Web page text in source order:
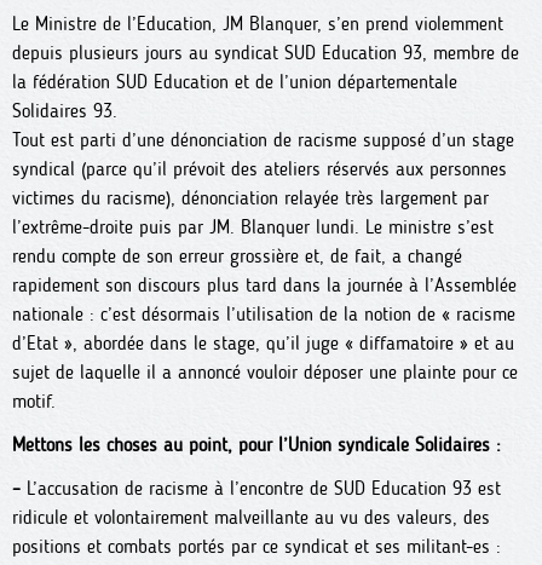
Le Ministre de l’Education, JM Blanquer, s’en prend violemment
depuis plusieurs jours au syndicat SUD Education 93, membre de
la fédération SUD Education et de l’union départementale
Solidaires 93.
Tout est parti d’une dénonciation de racisme supposé d’un stage
syndical (parce qu’il prévoit des ateliers réservés aux personnes
victimes du racisme), dénonciation relayée très largement par
l’extrême-droite puis par JM. Blanquer lundi. Le ministre s’est
rendu compte de son erreur grossière et, de fait, a changé
rapidement son discours plus tard dans la journée à l’Assemblée
nationale : c’est désormais l’utilisation de la notion de « racisme
d’Etat », abordée dans le stage, qu’il juge « diffamatoire » et au
sujet de laquelle il a annoncé vouloir déposer une plainte pour ce
motif.
Mettons les choses au point, pour l’Union syndicale Solidaires :
– L’accusation de racisme à l’encontre de SUD Education 93 est
ridicule et volontairement malveillante au vu des valeurs, des
positions et combats portés par ce syndicat et ses militant-es :